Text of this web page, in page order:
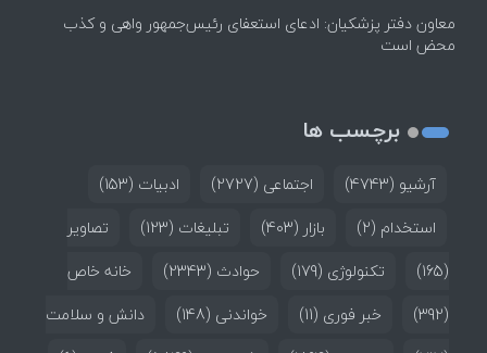
معاون دفتر پزشکیان: ادعای استعفای رئیس‌جمهور واهی و کذب
محض است
برچسب ها
آرشیو (4743) اجتماعی (2727) ادبیات (153)
استخدام (2) بازار (403) تبلیغات (123)
تصاویر
(165)
تکنولوژی (179) حوادث (2343)
خانه خاص
(392)
خبر فوری (11) خواندنی (148)
دانش و سلامت